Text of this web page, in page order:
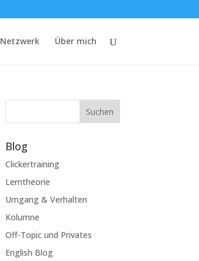
Netzwerk Über mich
Suchen
Blog
Clickertraining
Lerntheorie
Umgang & Verhalten
Kolumne
Off-Topic und Privates
English Blog